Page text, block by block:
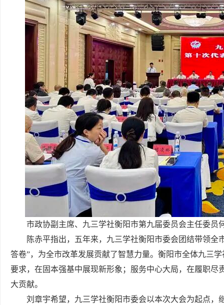
市政协副主席、九三学社衡阳市第九届委员会主任委
陈赤平指出，五年来，九三学社衡阳市委会团结带领
答卷”，为全市改革发展贡献了智慧力量。衡阳市全体九三
要求，在固本强基中展现新形象；服务中心大局，在履职
大贡献。
刘章宇希望，九三学社衡阳市委会以本次大会为起点